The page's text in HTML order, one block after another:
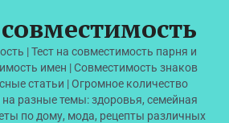
| Тест на совместимость парня и
имен | Совместимость знаков
статьи | Огромное количество
на разные темы: здоровья, семейная
по дому, мода, рецепты различных